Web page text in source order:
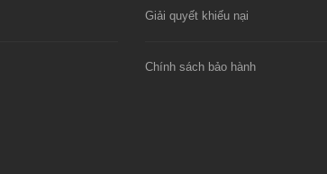
Giải quyết khiếu nại
Chính sách bảo hành